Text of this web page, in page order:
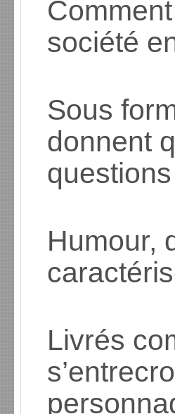
société
Sous
donnent
Humour,
Livrés